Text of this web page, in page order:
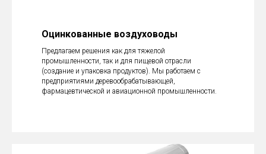
Оцинкованные воздуховоды
Предлагаем решения как для тяжелой
промышленности, так и для пищевой отрасли
(создание и упаковка продуктов). Мы работаем с
предприятиями деревообрабатывающей,
фармацевтической и авиационной промышленности.